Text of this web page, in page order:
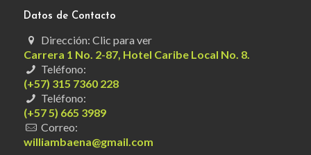
Datos de Contacto
Dirección: Clic para ver
Carrera 1 No. 2-87, Hotel Caribe Local No. 8.
Teléfono:
(+57) 315 7360 228
Teléfono:
(+57 5) 665 3989
Correo:
williambaena@gmail.com